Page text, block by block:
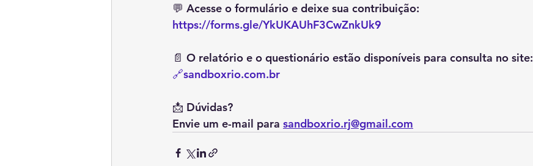
💬 Acesse o formulário e deixe sua contribuição:
https://forms.gle/YkUKAUhF3CwZnkUk9
📄 O relatório e o questionário estão disponíveis para consulta no site:
🔗sandboxrio.com.br
📩 Dúvidas?
Envie um e-mail para sandboxrio.rj@gmail.com